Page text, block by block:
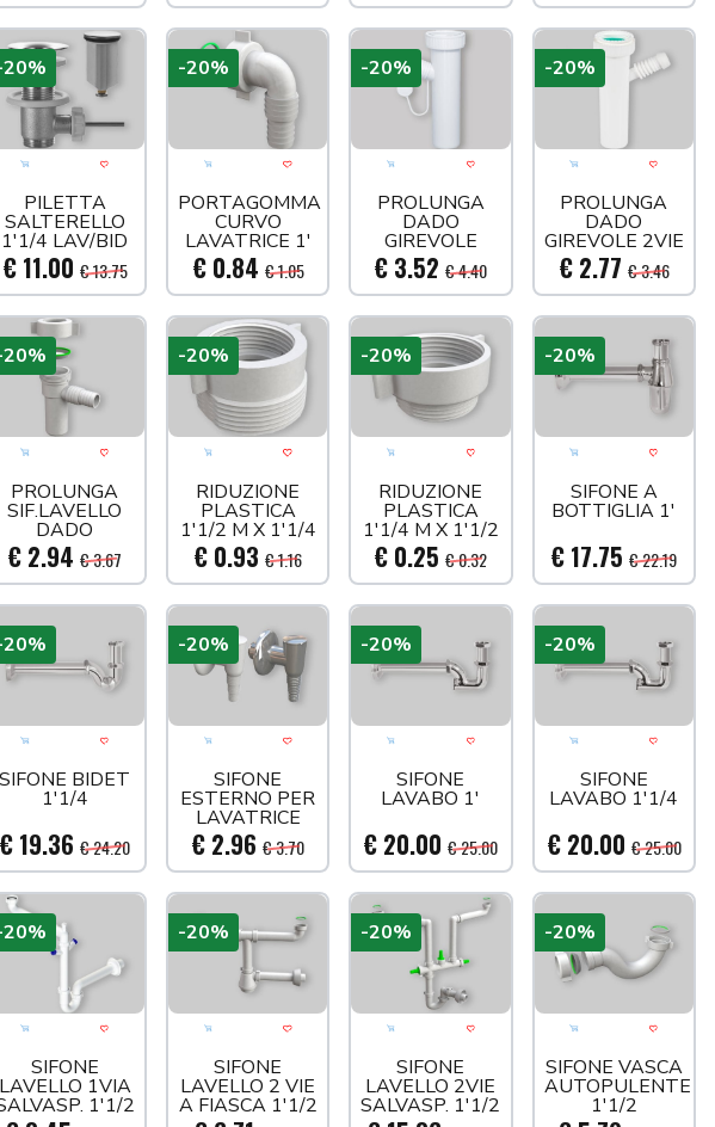
tardi
Aggiungi al carrello
Acquista più tardi
PILETTA
SALTERELLO
1'1/4 LAV/BID
€ 11.00 € 13.75
Aggiungi al carrello
Acquista più tardi
PORTAGOMMA
CURVO
LAVATRICE 1'
€ 0.84 € 1.05
-20%
Aggiungi al carrello
Acquista più tardi
PROLUNGA
DADO
GIREVOLE
1VIA 1'1/2X40
€ 3.52 € 4.40
-20%
Aggiungi al
PROLUNGA
DADO
GIREVOLE 2VIE
1'1/2X40
€ 2.77 € 3.46
-20%
tardi
Aggiungi al carrello
Acquista più tardi
PROLUNGA
SIF.LAVELLO
DADO
STRINGERE
€ 2.94 € 3.67
Aggiungi al carrello
Acquista più tardi
RIDUZIONE
PLASTICA
1'1/2 M X 1'1/4
F
€ 0.93 € 1.16
-20%
Aggiungi al carrello
Acquista più tardi
RIDUZIONE
PLASTICA
1'1/4 M X 1'1/2
F
€ 0.25 € 0.32
-20%
Aggiungi al
SIFONE A
BOTTIGLIA 1'
€ 17.75 € 22.19
-20%
tardi
Aggiungi al carrello
Acquista più tardi
SIFONE BIDET
1'1/4
€ 19.36 € 24.20
Aggiungi al carrello
Acquista più tardi
SIFONE
ESTERNO PER
LAVATRICE
€ 2.96 € 3.70
-20%
Aggiungi al carrello
Acquista più tardi
SIFONE
LAVABO 1'
€ 20.00 € 25.00
-20%
Aggiungi al
SIFONE
LAVABO 1'1/4
€ 20.00 € 25.00
-20%
tardi
Aggiungi al carrello
Acquista più tardi
SIFONE
LAVELLO 1VIA
1'1/2
Aggiungi al carrello
Acquista più tardi
SIFONE
LAVELLO 2 VIE
A FIASCA 1'1/2
-20%
Aggiungi al carrello
Acquista più tardi
SIFONE
LAVELLO 2VIE
SALVASP. 1'1/2
-20%
Aggiungi al
SIFONE VASCA
AUTOPULENTE
1'1/2
-20%